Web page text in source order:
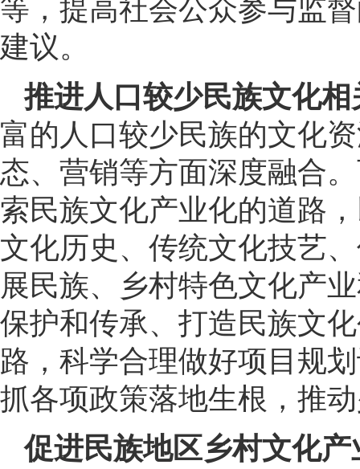
等，提高社会公众参与监
建议。
推进人口较少民族文化
富的人口较少民族的文化
态、营销等方面深度融合
索民族文化产业化的道路
文化历史、传统文化技艺
展民族、乡村特色文化产
保护和传承、打造民族文
路，科学合理做好项目规
抓各项政策落地生根，推
促进民族地区乡村文化